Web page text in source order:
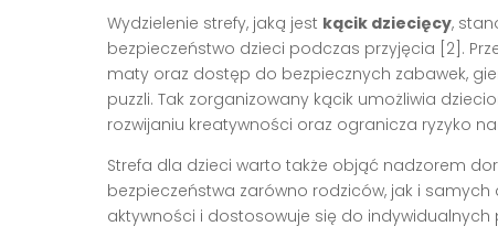
Wydzielenie strefy, jaką jest kącik dziecięcy,
bezpieczeństwo dzieci podczas przyjęcia [2].
maty oraz dostęp do bezpiecznych zabawek,
puzzli. Tak zorganizowany kącik umożliwia
rozwijaniu kreatywności oraz ogranicza ryzyko
Strefa dla dzieci warto także objąć nadzorem
bezpieczeństwa zarówno rodziców, jak i
aktywności i dostosowuje się do